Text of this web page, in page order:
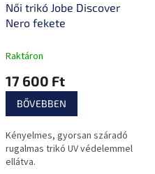
Női trikó Jobe Discover
Nero fekete
Raktáron
17 600 Ft
BŐVEBBEN
Kényelmes, gyorsan száradó
rugalmas trikó UV védelemmel
ellátva.